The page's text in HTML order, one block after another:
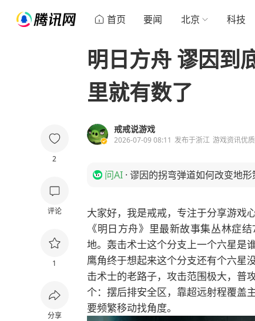
首页 要闻 北京 科技
2
评论
1
分享
明日方舟 谬因到
里就有数了
戒戒说游戏
2026-07-09 08:11 发布于浙江 游戏资讯优
问AI · 谬因的拐弯弹道如何改变地形
大家好，我是戒戒，专注于分享游戏
《明日方舟》里最新故事集丛林症
地。轰击术士这个分支上一个六星是
鹰角终于想起来这个分支还有个六星
击术士的老路子，攻击范围极大，普
个：摆后排安全区，靠超远射程覆盖
要频繁移动找角度。